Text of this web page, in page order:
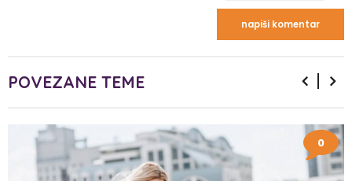
POVEZANE TEME
0